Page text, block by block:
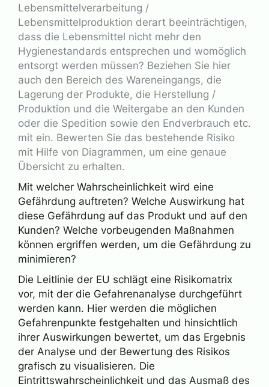
Lebensmittelverarbeitung /
Lebensmittelproduktion derart beeinträchtigen,
dass die Lebensmittel nicht mehr den
Hygienestandards entsprechen und womöglich
entsorgt werden müssen? Beziehen Sie hier
auch den Bereich des Wareneingangs, die
Lagerung der Produkte, die Herstellung /
Produktion und die Weitergabe an den Kunden
oder die Spedition sowie den Endverbrauch etc.
mit ein. Bewerten Sie das bestehende Risiko
mit Hilfe von Diagrammen, um eine genaue
Übersicht zu erhalten.
Mit welcher Wahrscheinlichkeit wird eine
Gefährdung auftreten? Welche Auswirkung hat
diese Gefährdung auf das Produkt und auf den
Kunden? Welche vorbeugenden Maßnahmen
können ergriffen werden, um die Gefährdung zu
minimieren?
Die Leitlinie der EU schlägt eine Risikomatrix
vor, mit der die Gefahrenanalyse durchgeführt
werden kann. Hier werden die möglichen
Gefahrenpunkte festgehalten und hinsichtlich
ihrer Auswirkungen bewertet, um das Ergebnis
der Analyse und der Bewertung des Risikos
grafisch zu visualisieren. Die
Eintrittswahrscheinlichkeit und das Ausmaß des